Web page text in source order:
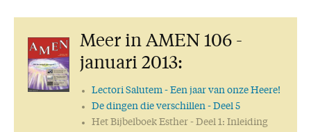
Deel 13 – Esther 9
Deel 14 - Slot
Meer in AMEN 106 -
januari 2013:
Lectori Salutem- Een jaar van onze Heere!
De dingen die verschillen- Deel 5
Het Bijbelboek Esther- Deel 1: Inleiding